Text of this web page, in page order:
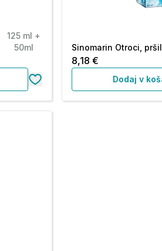
125 ml +
50ml
Sinomarin Otroci,
8,18 €
Dodaj v